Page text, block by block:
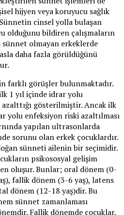
hijyen veya koruyucu sağlık
Sünnetin cinsel yolla bulaşan
olduğunu bildiren çalışmaların
sünnet olmayan erkeklerde
daha fazla görüldüğünü
farklı görüşler bulunmaktadır.
1 yıl içinde idrar yolu
gösterilmiştir. Ancak ilk
yolu enfeksiyon riski azaltılması
yapılan ultrasonlarda
sorunu olan erkek çocuklardır.
sünneti ailenin bir seçimidir.
psikososyal gelişim
oluşur. Bunlar; oral dönem (0-
fallik dönem (3-6 yaş), latens
dönem (12-18 yaş)dir. Bu
sünnet zamanlaması
Fallik dönemde çocuklar,